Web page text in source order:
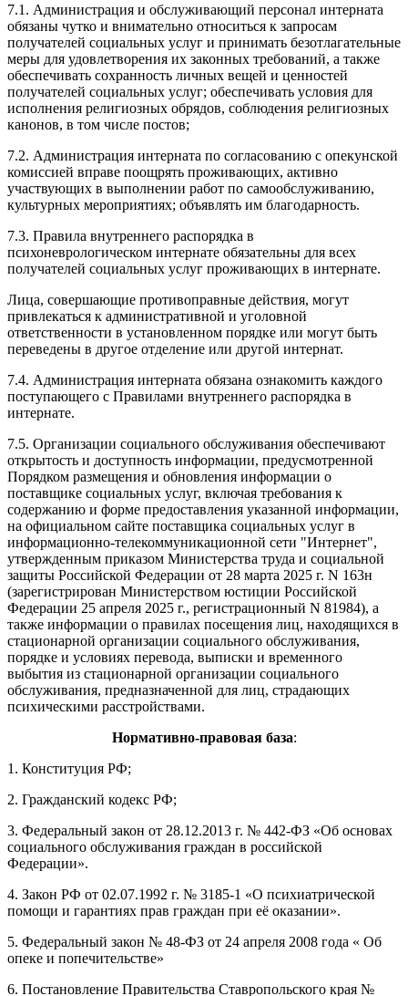
7.1. Администрация и обслуживающий персонал интерната
обязаны чутко и внимательно относиться к запросам
получателей социальных услуг и принимать безотлагательные
меры для удовлетворения их законных требований, а также
обеспечивать сохранность личных вещей и ценностей
получателей социальных услуг; обеспечивать условия для
исполнения религиозных обрядов, соблюдения религиозных
канонов, в том числе постов;
7.2. Администрация интерната по согласованию с опекунской
комиссией вправе поощрять проживающих, активно
участвующих в выполнении работ по самообслуживанию,
культурных мероприятиях; объявлять им благодарность.
7.3. Правила внутреннего распорядка в
психоневрологическом интернате обязательны для всех
получателей социальных услуг проживающих в интернате.
Лица, совершающие противоправные действия, могут
привлекаться к административной и уголовной
ответственности в установленном порядке или могут быть
переведены в другое отделение или другой интернат.
7.4. Администрация интерната обязана ознакомить каждого
поступающего с Правилами внутреннего распорядка в
интернате.
7.5. Организации социального обслуживания обеспечивают
открытость и доступность информации, предусмотренной
Порядком размещения и обновления информации о
поставщике социальных услуг, включая требования к
содержанию и форме предоставления указанной информации,
на официальном сайте поставщика социальных услуг в
информационно-телекоммуникационной сети "Интернет",
утвержденным приказом Министерства труда и социальной
защиты Российской Федерации от 28 марта 2025 г. N 163н
(зарегистрирован Министерством юстиции Российской
Федерации 25 апреля 2025 г., регистрационный N 81984), а
также информации о правилах посещения лиц, находящихся в
стационарной организации социального обслуживания,
порядке и условиях перевода, выписки и временного
выбытия из стационарной организации социального
обслуживания, предназначенной для лиц, страдающих
психическими расстройствами.
Нормативно-правовая база:
1. Конституция РФ;
2. Гражданский кодекс РФ;
3. Федеральный закон от 28.12.2013 г. № 442-ФЗ «Об основах
социального обслуживания граждан в российской
Федерации».
4. Закон РФ от 02.07.1992 г. № 3185-1 «О психиатрической
помощи и гарантиях прав граждан при её оказании».
5. Федеральный закон № 48-ФЗ от 24 апреля 2008 года « Об
опеке и попечительстве»
6. Постановление Правительства Ставропольского края №